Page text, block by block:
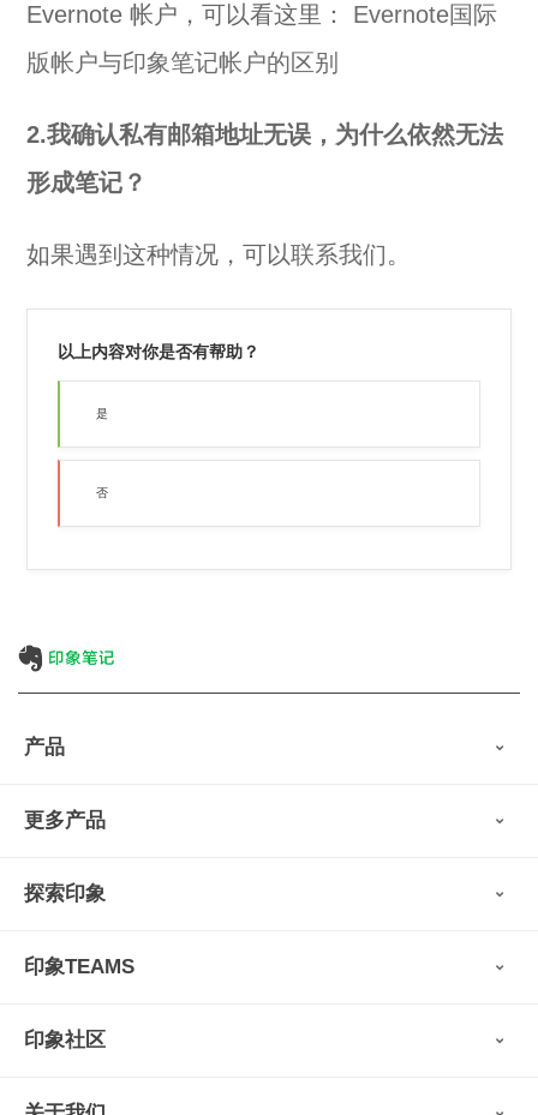
Evernote 帐户，可以看这里： Evernote国际
版帐户与印象笔记帐户的区别
2.我确认私有邮箱地址无误，为什么依然无法
形成笔记？
如果遇到这种情况，可以联系我们。
以上内容对你是否有帮助？
是
否
产品
会员权益
印象笔记·剪藏
更多产品
印象图记
墨笔
扫描宝
收藏家
探索印象
用户故事
视频教程
帮助支持
智能硬件
印象TEAMS
申请试用
印象社区